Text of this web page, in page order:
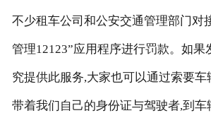
不少租车公司和公安交通管理部门对
管理12123”应用程序进行罚款。如果
究提供此服务,大家也可以通过索要车
带着我们自己的身份证与驾驶者,到